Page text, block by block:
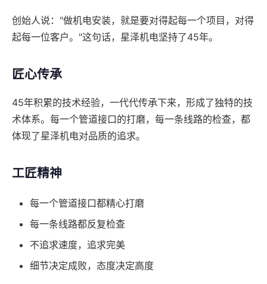
创始人说："做机电安装，就是要对得起每一个项目，对得
起每一位客户。"这句话，星泽机电坚持了45年。
匠心传承
45年积累的技术经验，一代代传承下来，形成了独特的技
术体系。每一个管道接口的打磨，每一条线路的检查，都
体现了星泽机电对品质的追求。
工匠精神
每一个管道接口都精心打磨
每一条线路都反复检查
不追求速度，追求完美
细节决定成败，态度决定高度